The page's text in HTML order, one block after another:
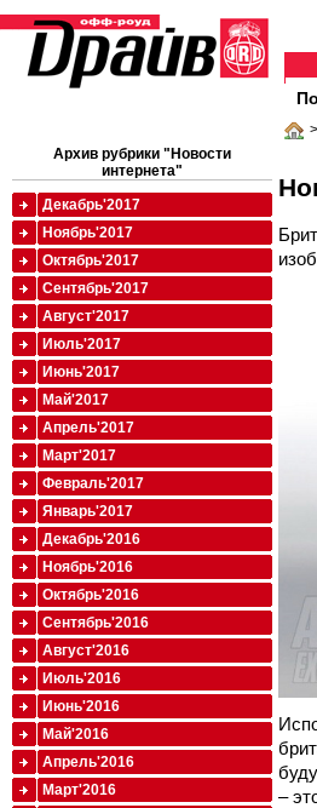
>
–
Архив рубрики "Новости
интернета"
Декабрь'2017
Ноябрь'2017
Октябрь'2017
Сентябрь'2017
Август'2017
Июль'2017
Июнь'2017
Май'2017
Апрель'2017
Март'2017
Февраль'2017
Январь'2017
Декабрь'2016
Ноябрь'2016
Октябрь'2016
Сентябрь'2016
Август'2016
Июль'2016
Июнь'2016
Май'2016
Апрель'2016
Март'2016